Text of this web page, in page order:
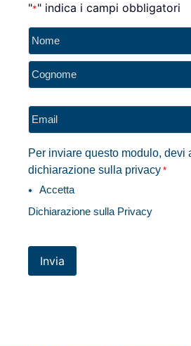
"*" indica i campi obbligatori
Nome
*
Email
*
Per inviare questo modulo, devi
dichiarazione sulla privacy *
Accetta
Dichiarazione sulla Privacy
Invia